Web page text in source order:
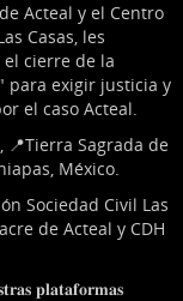
Acteal y el Centro
Casas, les
cierre de la
para exigir justicia y
el caso Acteal.
📍Tierra Sagrada de
México.
Sociedad Civil Las
de Acteal y CDH
𝐩𝐥𝐚𝐭𝐚𝐟𝐨𝐫𝐦𝐚𝐬